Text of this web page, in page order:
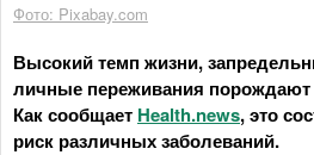
Фото: Pixabay.com
Высокий темп жизни,
личные переживания порождают
Как сообщает Health.news, это
риск различных заболеваний.